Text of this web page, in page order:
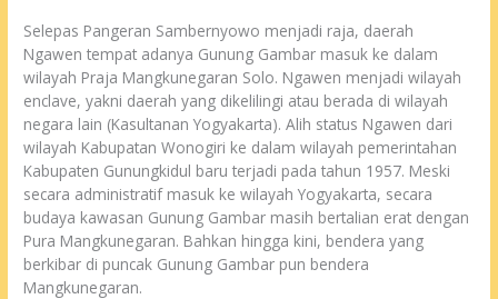
Selepas Pangeran Sambernyowo menjadi raja, daerah
Ngawen tempat adanya Gunung Gambar masuk ke dalam
wilayah Praja Mangkunegaran Solo. Ngawen menjadi wilayah
enclave, yakni daerah yang dikelilingi atau berada di wilayah
negara lain (Kasultanan Yogyakarta). Alih status Ngawen dari
wilayah Kabupatan Wonogiri ke dalam wilayah pemerintahan
Kabupaten Gunungkidul baru terjadi pada tahun 1957. Meski
secara administratif masuk ke wilayah Yogyakarta, secara
budaya kawasan Gunung Gambar masih bertalian erat dengan
Pura Mangkunegaran. Bahkan hingga kini, bendera yang
berkibar di puncak Gunung Gambar pun bendera
Mangkunegaran.